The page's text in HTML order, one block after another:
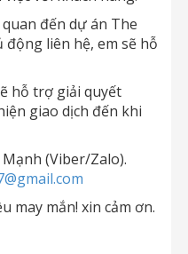
đến dự án The
động liên hệ, em sẽ hỗ
hỗ trợ giải quyết
giao dịch đến khi
(Viber/Zalo).
may mắn! xin cảm ơn.